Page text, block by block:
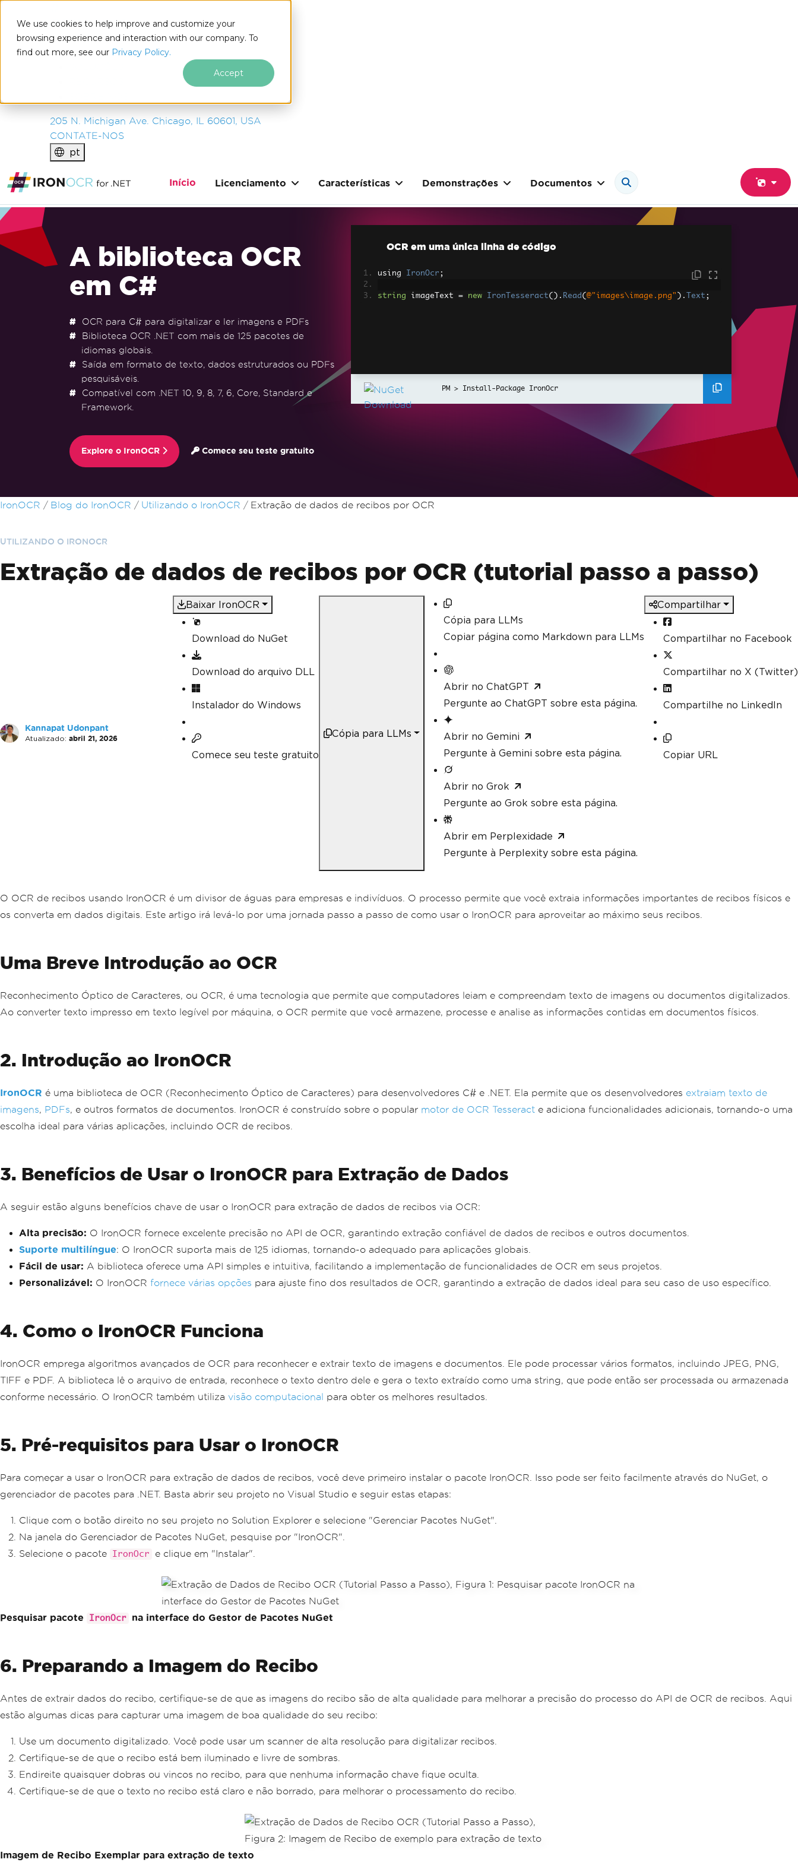
We use cookies to help improve and customize your
browsing experience and interaction with our company. To
find out more, see our Privacy Policy.
Accept
IRONSOFTWARE
PRODUTOS
EMPRESA
205 N. Michigan Ave. Chicago, IL 60601, USA
CONTATE-NOS
pt
Início Licenciamento Características Demonstrações Documentos
A biblioteca OCR
em C#
OCR para C# para digitalizar e ler imagens e PDFs
Biblioteca OCR .NET com mais de 125 pacotes de
idiomas globais.
Saída em formato de texto, dados estruturados ou PDFs
pesquisáveis.
Compatível com .NET 10, 9, 8, 7, 6, Core, Standard e
Framework.
Explore o IronOCR Comece seu teste gratuito
OCR em uma única linha de código
using IronOcr ;
string imageText = new IronTesseract(). Read ( @"images\image.png" ). Text ;
Install-Package IronOcr
Ir para o conteúdo do rodapé
IronOCR Blog do IronOCR Utilizando o IronOCR Extração de dados de recibos por OCR
UTILIZANDO O IRONOCR
Extração de dados de recibos por OCR (tutorial passo a passo)
Kannapat Udonpant
Atualizado: abril 21, 2026
Baixar IronOCR
Download do NuGet
Download do arquivo DLL
Instalador do Windows
Comece seu teste gratuito
Cópia para LLMs
Cópia para LLMs
Copiar página como Markdown para LLMs
Abrir no ChatGPT
Pergunte ao ChatGPT sobre esta página.
Abrir no Gemini
Pergunte à Gemini sobre esta página.
Abrir no Grok
Pergunte ao Grok sobre esta página.
Abrir em Perplexidade
Pergunte à Perplexity sobre esta página.
Compartilhar
Compartilhar no Facebook
Compartilhar no X (Twitter)
Compartilhe no LinkedIn
Copiar URL
O OCR de recibos usando IronOCR é um divisor de águas para empresas e indivíduos. O processo permite que você extraia informações importantes de recibos físicos e
os converta em dados digitais. Este artigo irá levá-lo por uma jornada passo a passo de como usar o IronOCR para aproveitar ao máximo seus recibos.
Uma Breve Introdução ao OCR
Reconhecimento Óptico de Caracteres, ou OCR, é uma tecnologia que permite que computadores leiam e compreendam texto de imagens ou documentos digitalizados.
Ao converter texto impresso em texto legível por máquina, o OCR permite que você armazene, processe e analise as informações contidas em documentos físicos.
2. Introdução ao IronOCR
IronOCR é uma biblioteca de OCR (Reconhecimento Óptico de Caracteres) para desenvolvedores C# e .NET. Ela permite que os desenvolvedores extraiam texto de
imagens, PDFs, e outros formatos de documentos. IronOCR é construído sobre o popular motor de OCR Tesseract e adiciona funcionalidades adicionais, tornando-o uma
escolha ideal para várias aplicações, incluindo OCR de recibos.
3. Benefícios de Usar o IronOCR para Extração de Dados
A seguir estão alguns benefícios chave de usar o IronOCR para extração de dados de recibos via OCR:
Alta precisão: O IronOCR fornece excelente precisão no API de OCR, garantindo extração confiável de dados de recibos e outros documentos.
Suporte multilíngue: O IronOCR suporta mais de 125 idiomas, tornando-o adequado para aplicações globais.
Fácil de usar: A biblioteca oferece uma API simples e intuitiva, facilitando a implementação de funcionalidades de OCR em seus projetos.
Personalizável: O IronOCR fornece várias opções para ajuste fino dos resultados de OCR, garantindo a extração de dados ideal para seu caso de uso específico.
4. Como o IronOCR Funciona
IronOCR emprega algoritmos avançados de OCR para reconhecer e extrair texto de imagens e documentos. Ele pode processar vários formatos, incluindo JPEG, PNG,
TIFF e PDF. A biblioteca lê o arquivo de entrada, reconhece o texto dentro dele e gera o texto extraído como uma string, que pode então ser processada ou armazenada
conforme necessário. O IronOCR também utiliza visão computacional para obter os melhores resultados.
5. Pré-requisitos para Usar o IronOCR
Para começar a usar o IronOCR para extração de dados de recibos, você deve primeiro instalar o pacote IronOCR. Isso pode ser feito facilmente através do NuGet, o
gerenciador de pacotes para .NET. Basta abrir seu projeto no Visual Studio e seguir estas etapas:
Clique com o botão direito no seu projeto no Solution Explorer e selecione "Gerenciar Pacotes NuGet".
Na janela do Gerenciador de Pacotes NuGet, pesquise por "IronOCR".
Selecione o pacote
IronOcr e clique em "Instalar".
Pesquisar pacote IronOcr na interface do Gestor de Pacotes NuGet
6. Preparando a Imagem do Recibo
Antes de extrair dados do recibo, certifique-se de que as imagens do recibo são de alta qualidade para melhorar a precisão do processo do API de OCR de recibos. Aqui
estão algumas dicas para capturar uma imagem de boa qualidade do seu recibo:
Use um documento digitalizado. Você pode usar um scanner de alta resolução para digitalizar recibos.
Certifique-se de que o recibo está bem iluminado e livre de sombras.
Endireite quaisquer dobras ou vincos no recibo, para que nenhuma informação chave fique oculta.
Certifique-se de que o texto no recibo está claro e não borrado, para melhorar o processamento do recibo.
Imagem de Recibo Exemplar para extração de texto